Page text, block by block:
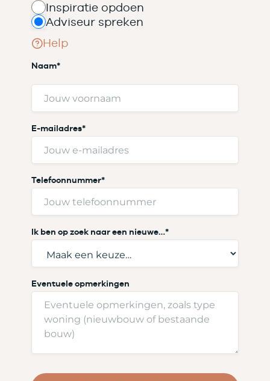
Inspiratie opdoen
Adviseur spreken
Help
Naam*
o
n
a
a
E-mailadres*
Telefoonnummer*
Ik ben op zoek naar een nieuwe…*
Eventuele opmerkingen